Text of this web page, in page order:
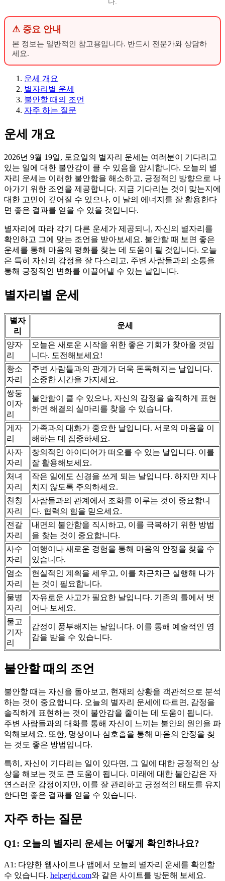
⚠ 중요 안내
본 정보는 일반적인 참고용입니다. 반드시 전문가와 상담하
세요.
운세 개요
별자리별 운세
불안할 때의 조언
자주 하는 질문
운세 개요
2026년 9월 19일, 토요일의 별자리 운세는 여러분이 기다리고
있는 일에 대한 불안감이 클 수 있음을 암시합니다. 오늘의 별
자리 운세는 이러한 불안함을 해소하고, 긍정적인 방향으로 나
아가기 위한 조언을 제공합니다. 지금 기다리는 것이 맞는지에
대한 고민이 깊어질 수 있으나, 이 날의 에너지를 잘 활용한다
면 좋은 결과를 얻을 수 있을 것입니다.
별자리에 따라 각기 다른 운세가 제공되니, 자신의 별자리를
확인하고 그에 맞는 조언을 받아보세요. 불안할 때 보면 좋은
운세를 통해 마음의 평화를 찾는 데 도움이 될 것입니다. 오늘
은 특히 자신의 감정을 잘 다스리고, 주변 사람들과의 소통을
통해 긍정적인 변화를 이끌어낼 수 있는 날입니다.
별자리별 운세
별자
리
운세
양자
리
오늘은 새로운 시작을 위한 좋은 기회가 찾아올 것입
니다. 도전해보세요!
황소
자리
주변 사람들과의 관계가 더욱 돈독해지는 날입니다.
소중한 시간을 가지세요.
쌍둥
이자
리
불안함이 클 수 있으나, 자신의 감정을 솔직하게 표현
하면 해결의 실마리를 찾을 수 있습니다.
게자
리
가족과의 대화가 중요한 날입니다. 서로의 마음을 이
해하는 데 집중하세요.
사자
자리
창의적인 아이디어가 떠오를 수 있는 날입니다. 이를
잘 활용해보세요.
처녀
자리
작은 일에도 신경을 쓰게 되는 날입니다. 하지만 지나
치지 않도록 주의하세요.
천칭
자리
사람들과의 관계에서 조화를 이루는 것이 중요합니
다. 협력의 힘을 믿으세요.
전갈
자리
내면의 불안함을 직시하고, 이를 극복하기 위한 방법
을 찾는 것이 중요합니다.
사수
자리
여행이나 새로운 경험을 통해 마음의 안정을 찾을 수
있습니다.
염소
자리
현실적인 계획을 세우고, 이를 차근차근 실행해 나가
는 것이 필요합니다.
물병
자리
자유로운 사고가 필요한 날입니다. 기존의 틀에서 벗
어나 보세요.
물고
기자
리
감정이 풍부해지는 날입니다. 이를 통해 예술적인 영
감을 받을 수 있습니다.
불안할 때의 조언
불안할 때는 자신을 돌아보고, 현재의 상황을 객관적으로 분석
하는 것이 중요합니다. 오늘의 별자리 운세에 따르면, 감정을
솔직하게 표현하는 것이 불안감을 줄이는 데 도움이 됩니다.
주변 사람들과의 대화를 통해 자신이 느끼는 불안의 원인을 파
악해보세요. 또한, 명상이나 심호흡을 통해 마음의 안정을 찾
는 것도 좋은 방법입니다.
특히, 자신이 기다리는 일이 있다면, 그 일에 대한 긍정적인 상
상을 해보는 것도 큰 도움이 됩니다. 미래에 대한 불안감은 자
연스러운 감정이지만, 이를 잘 관리하고 긍정적인 태도를 유지
한다면 좋은 결과를 얻을 수 있습니다.
자주 하는 질문
Q1: 오늘의 별자리 운세는 어떻게 확인하나요?
A1: 다양한 웹사이트나 앱에서 오늘의 별자리 운세를 확인할
수 있습니다. helperjd.com와 같은 사이트를 방문해 보세요.